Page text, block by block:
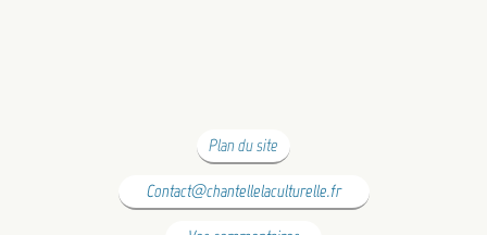
Plan du site
Contact@chantellelaculturelle.fr